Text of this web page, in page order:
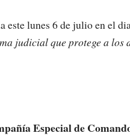
este lunes 6 de julio en el
judicial que protege a los
Especial de